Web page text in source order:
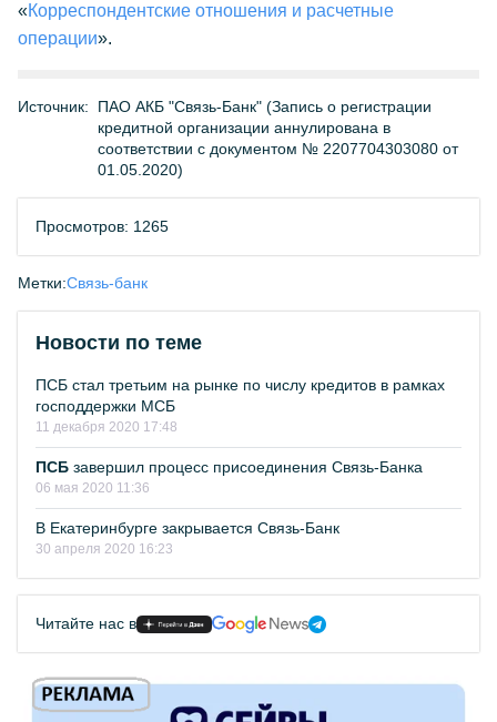
«Корреспондентские отношения и расчетные
операции».
Источник:
ПАО АКБ "Связь-Банк" (Запись о регистрации
кредитной организации аннулирована в
соответствии с документом № 2207704303080 от
01.05.2020)
Просмотров: 1265
Метки:Связь-банк
Новости по теме
ПСБ стал третьим на рынке по числу кредитов в рамках
господдержки МСБ
11 декабря 2020 17:48
ПСБ завершил процесс присоединения Связь-Банка
06 мая 2020 11:36
В Екатеринбурге закрывается Связь-Банк
30 апреля 2020 16:23
Читайте нас в